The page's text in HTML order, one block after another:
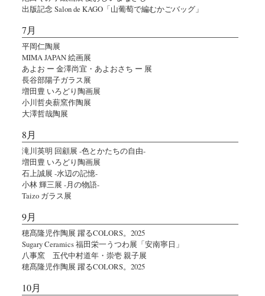
出版記念 Salon de KAGO「山葡萄で編むかごバッグ」
7月
平岡仁陶展
MIMA JAPAN 絵画展
あよお ー 金澤尚宜・あよおさち ー 展
長谷部陽子ガラス展
増田豊 いろどり陶画展
小川哲央薪窯作陶展
大澤哲哉陶展
8月
滝川英明 回顧展 -色とかたちの自由-
増田豊 いろどり陶画展
石上誠展 -水辺の記憶-
小林 輝三展 -月の物語-
Taizo ガラス展
9月
穂髙隆児作陶展 躍るCOLORS。2025
Sugary Ceramics 福田栄一うつわ展「安南寧日」
八事窯 五代中村道年・崇壱 親子展
穂髙隆児作陶展 躍るCOLORS。2025
10月